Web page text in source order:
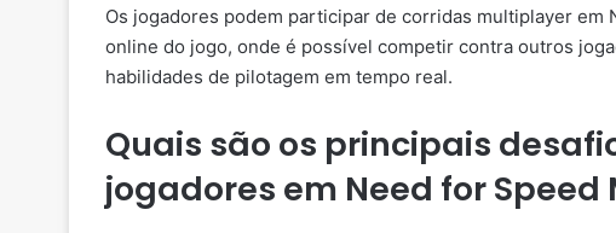
Os jogadores podem participar de corridas multiplayer em
online do jogo, onde é possível competir contra outros
habilidades de pilotagem em tempo real.
Quais são os principais
jogadores em Need for Speed